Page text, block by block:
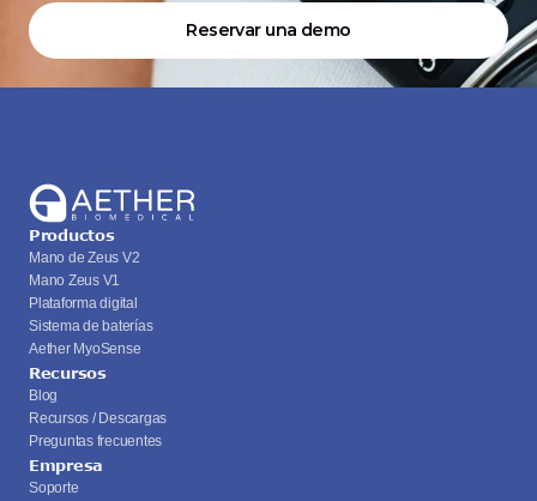
Reservar una demo
Productos
Mano de Zeus V2
Mano Zeus V1
Plataforma digital
Sistema de baterías
Aether MyoSense
Recursos
Blog
Recursos / Descargas
Preguntas frecuentes
Empresa
Soporte